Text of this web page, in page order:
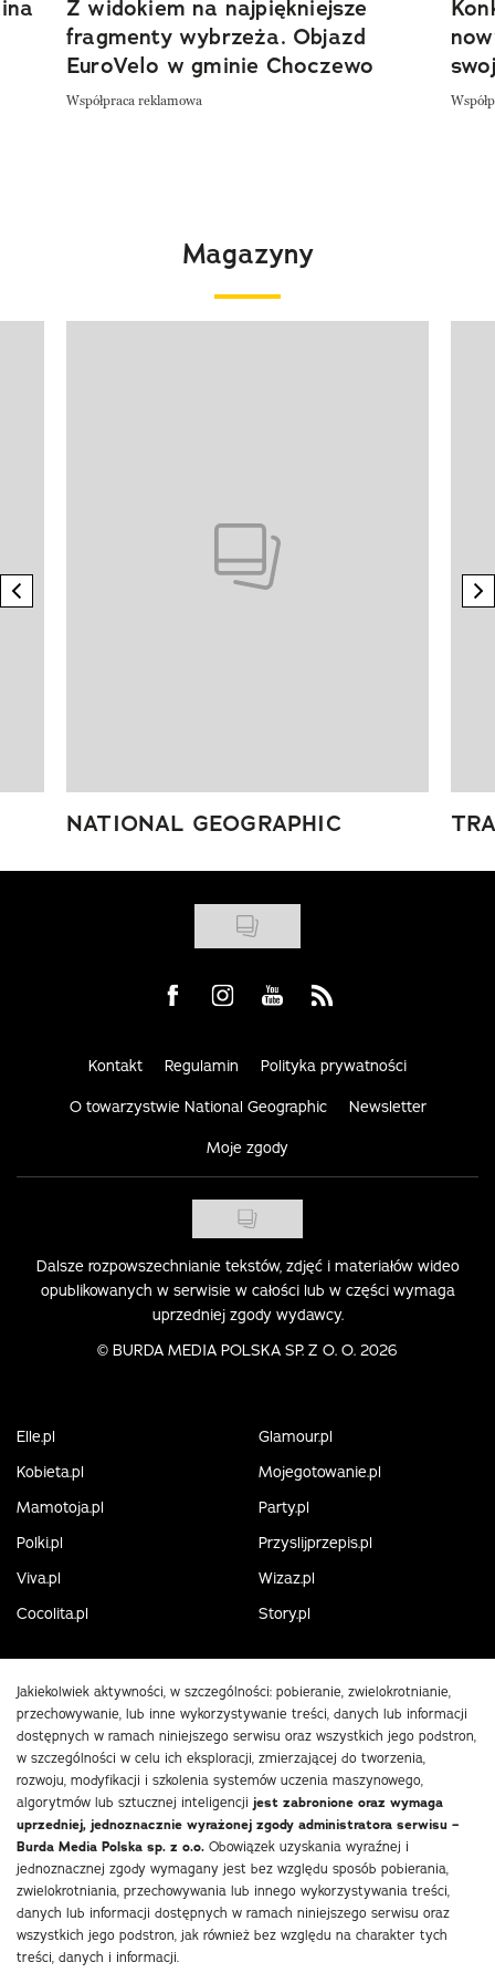
Z widokiem na najpiękniejsze
fragmenty wybrzeża. Objazd
EuroVelo w gminie Choczewo
Współpraca reklamowa
Magazyny
previous element
NATIONAL GEOGRAPHIC
Visit us on Facebook
Visit us on Instagram
Visit us on Youtube
Visit us on Rss
Kontakt Regulamin Polityka prywatności
O towarzystwie National Geographic Newsletter
Moje zgody
Dalsze rozpowszechnianie tekstów, zdjęć i materiałów wideo
opublikowanych w serwisie w całości lub w części wymaga
uprzedniej zgody wydawcy.
© BURDA MEDIA POLSKA SP. Z O. O. 2026
Elle.pl
Glamour.pl
Kobieta.pl
Mojegotowanie.pl
Mamotoja.pl
Party.pl
Polki.pl
Przyslijprzepis.pl
Viva.pl
Wizaz.pl
Cocolita.pl
Story.pl
Jakiekolwiek aktywności, w szczególności: pobieranie, zwielokrotnianie,
przechowywanie, lub inne wykorzystywanie treści, danych lub informacji
dostępnych w ramach niniejszego serwisu oraz wszystkich jego podstron,
w szczególności w celu ich eksploracji, zmierzającej do tworzenia,
rozwoju, modyfikacji i szkolenia systemów uczenia maszynowego,
algorytmów lub sztucznej inteligencji jest zabronione oraz wymaga
uprzedniej, jednoznacznie wyrażonej zgody administratora serwisu –
Burda Media Polska sp. z o.o. Obowiązek uzyskania wyraźnej i
jednoznacznej zgody wymagany jest bez względu sposób pobierania,
zwielokrotniania, przechowywania lub innego wykorzystywania treści,
danych lub informacji dostępnych w ramach niniejszego serwisu oraz
wszystkich jego podstron, jak również bez względu na charakter tych
treści, danych i informacji.